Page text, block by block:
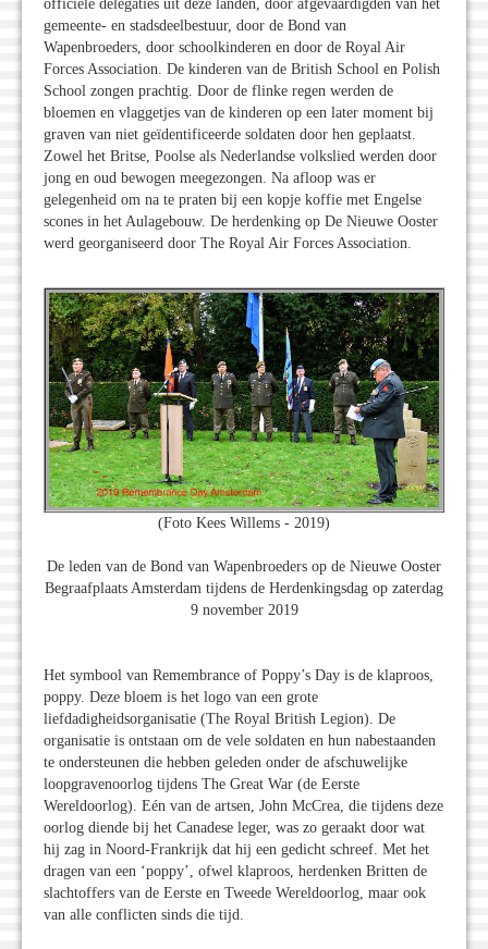
officiële delegaties uit deze landen, door afgevaardigden van het
gemeente- en stadsdeelbestuur, door de Bond van
Wapenbroeders, door schoolkinderen en door de Royal Air
Forces Association. De kinderen van de British School en Polish
School zongen prachtig. Door de flinke regen werden de
bloemen en vlaggetjes van de kinderen op een later moment bij
graven van niet geïdentificeerde soldaten door hen geplaatst.
Zowel het Britse, Poolse als Nederlandse volkslied werden door
jong en oud bewogen meegezongen. Na afloop was er
gelegenheid om na te praten bij een kopje koffie met Engelse
scones in het Aulagebouw. De herdenking op De Nieuwe Ooster
werd georganiseerd door The Royal Air Forces Association.
(Foto Kees Willems - 2019)
De leden van de Bond van Wapenbroeders op de Nieuwe Ooster
Begraafplaats Amsterdam tijdens de Herdenkingsdag op zaterdag
9 november 2019
Het symbool van Remembrance of Poppy’s Day is de klaproos,
poppy. Deze bloem is het logo van een grote
liefdadigheidsorganisatie (The Royal British Legion). De
organisatie is ontstaan om de vele soldaten en hun nabestaanden
te ondersteunen die hebben geleden onder de afschuwelijke
loopgravenoorlog tijdens The Great War (de Eerste
Wereldoorlog). Eén van de artsen, John McCrea, die tijdens deze
oorlog diende bij het Canadese leger, was zo geraakt door wat
hij zag in Noord-Frankrijk dat hij een gedicht schreef. Met het
dragen van een ‘poppy’, ofwel klaproos, herdenken Britten de
slachtoffers van de Eerste en Tweede Wereldoorlog, maar ook
van alle conflicten sinds die tijd.